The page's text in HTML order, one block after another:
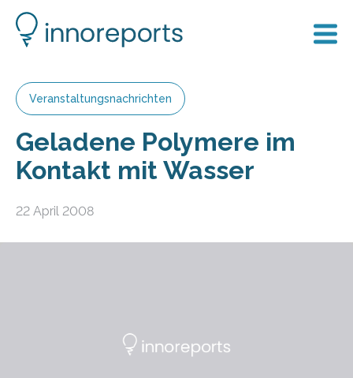
Veranstaltungsnachrichten
Geladene Polymere im
Kontakt mit Wasser
22 April 2008